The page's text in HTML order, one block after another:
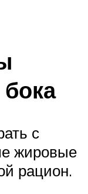
с
жировые
рацион.